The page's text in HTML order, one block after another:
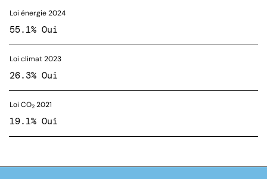
Loi énergie 2024
55.1% Oui
Loi climat 2023
26.3% Oui
Loi CO2 2021
19.1% Oui